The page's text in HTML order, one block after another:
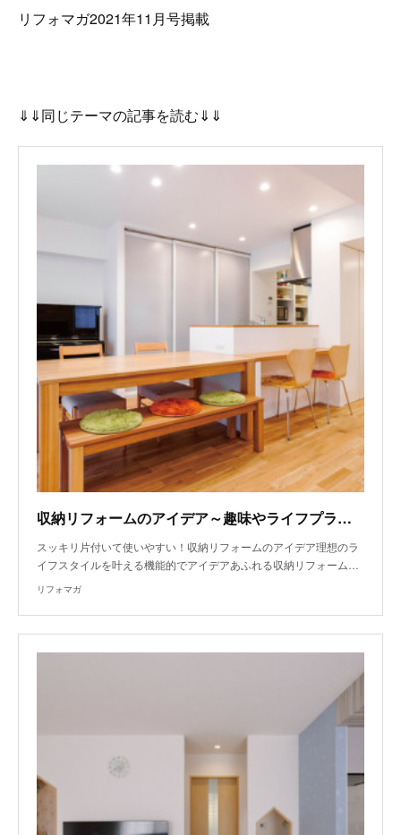
リフォマガ2021年11月号掲載
⇓⇓同じテーマの記事を読む⇓⇓
収納リフォームのアイデア～趣味やライフプランを軸にしたこだわり収納
スッキリ片付いて使いやすい！収納リフォームのアイデア理想のラ
イフスタイルを叶える機能的でアイデアあふれる収納リフォーム…
リフォマガ